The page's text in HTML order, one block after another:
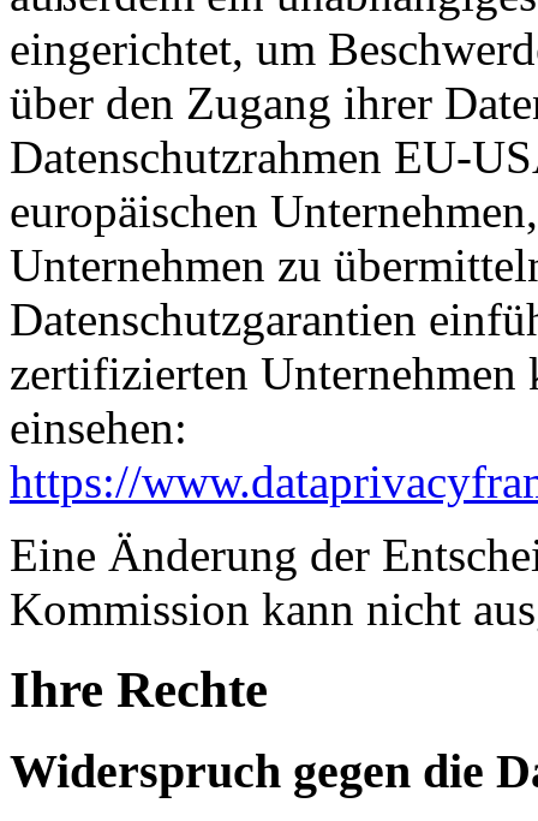
eingerichtet, um
über den Zugang ihrer
Datenschutzrahmen EU-
europäischen
Unternehmen zu
Datenschutzgarantien
zertifizierten
einsehen:
https://
Eine Änderung der
Kommission kann nicht
Ihre Rechte
Widerspruch gegen die